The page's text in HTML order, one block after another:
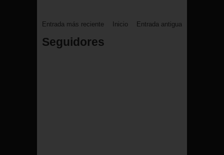
Entrada más reciente Entrada antigua
Inicio
Seguidores